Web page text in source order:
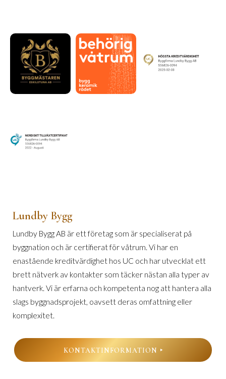
Lundby Bygg
Lundby Bygg AB är ett företag som är specialiserat på
byggnation och är certifierat för våtrum. Vi har en
enastående kreditvärdighet hos UC och har utvecklat ett
brett nätverk av kontakter som täcker nästan alla typer av
hantverk. Vi är erfarna och kompetenta nog att hantera alla
slags byggnadsprojekt, oavsett deras omfattning eller
komplexitet.
KONTAKTINFORMATION